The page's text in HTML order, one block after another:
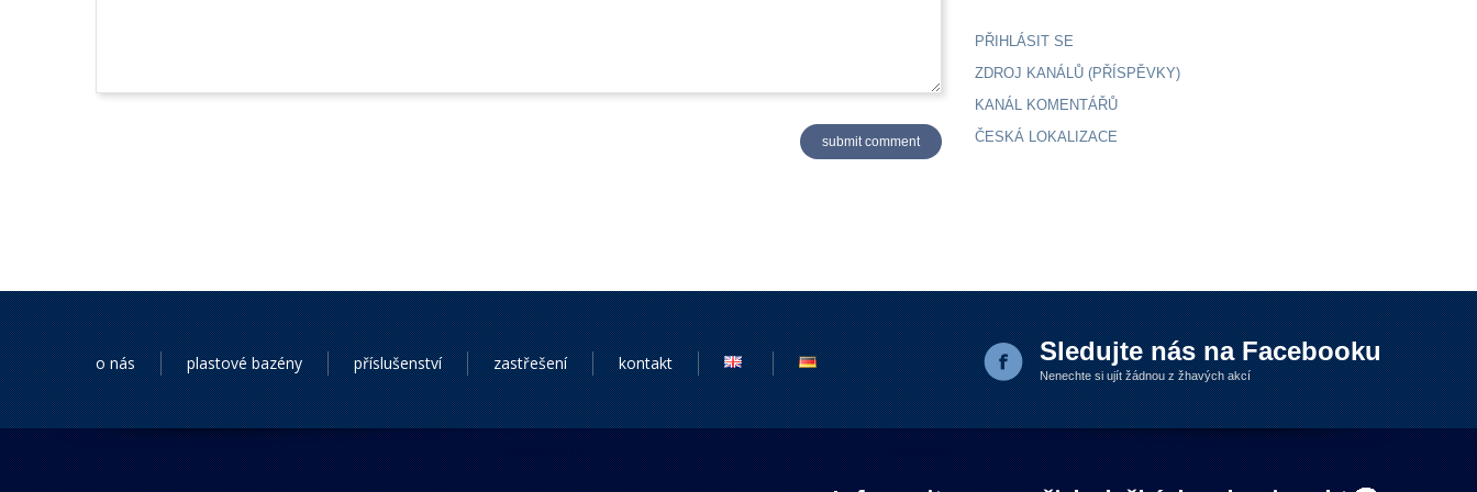
PŘIHLÁSIT SE
ZDROJ KANÁLŮ (PŘÍSPĚVKY)
KANÁL KOMENTÁŘŮ
ČESKÁ LOKALIZACE
o nás plastové bazény příslušenství zastřešení kontakt Sledujte nás na Facebooku
Nenechte si ujít žádnou z žhavých akcí